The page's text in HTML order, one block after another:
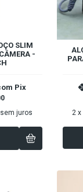
SLIM
-
Pix
sem juros 2 x